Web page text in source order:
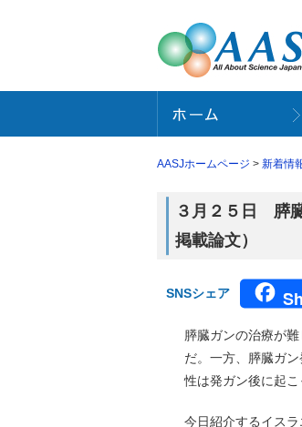
AASJホームページ > 新着情
３月２５日 膵
掲載論文）
SNSシェア
膵臓ガンの治療が
だ。一方、膵臓ガ
性は発ガン後に起こ
今日紹介するイス